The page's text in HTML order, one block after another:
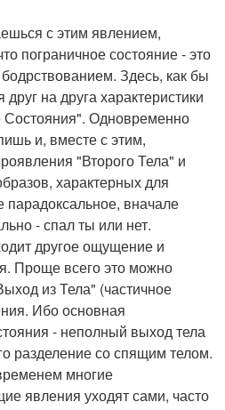
с этим явлением,
пограничное состояние - это
Здесь, как бы
на друга характеристики
Состояния". Одновременно
и, вместе с этим,
"Второго Тела" и
характерных для
вначале
- спал ты или нет.
другое ощущение и
Проще всего это можно
из Тела" (частичное
Ибо основная
- неполный выход тела
разделение со спящим телом.
многие
явления уходят сами, часто